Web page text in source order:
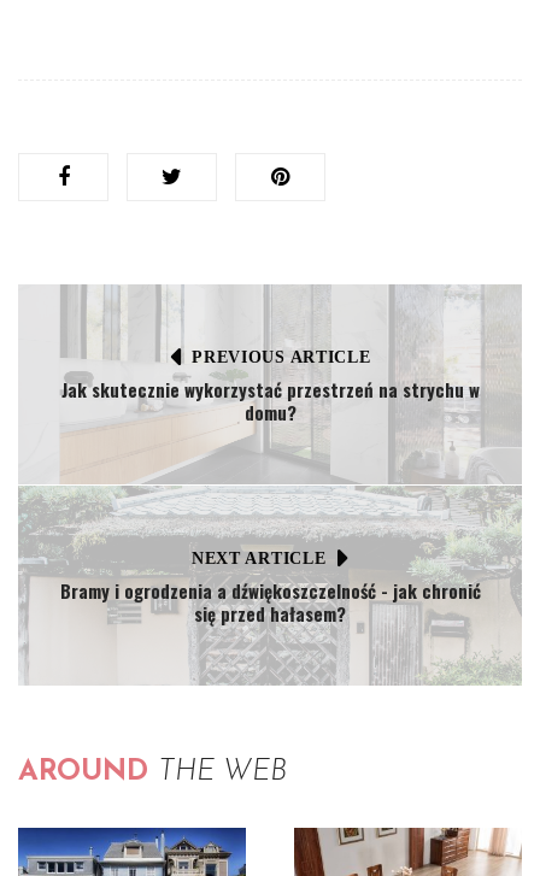
PREVIOUS ARTICLE
Jak skutecznie wykorzystać przestrzeń na strychu w
domu?
NEXT ARTICLE
Bramy i ogrodzenia a dźwiękoszczelność - jak chronić
się przed hałasem?
AROUND THE WEB